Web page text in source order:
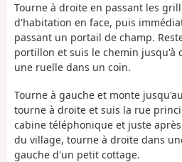
Tourne à droite en passant les
d'habitation en face, puis
passant un portail de champ.
portillon et suis le chemin jusqu'à
une ruelle dans un coin.
Tourne à gauche et monte
tourne à droite et suis la rue
cabine téléphonique et juste
du village, tourne à droite dans
gauche d'un petit cottage.